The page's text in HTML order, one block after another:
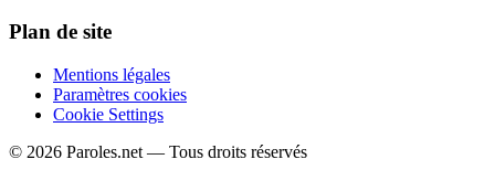
Plan de site
Mentions légales
Paramètres cookies
Cookie Settings
© 2026 Paroles.net — Tous droits réservés